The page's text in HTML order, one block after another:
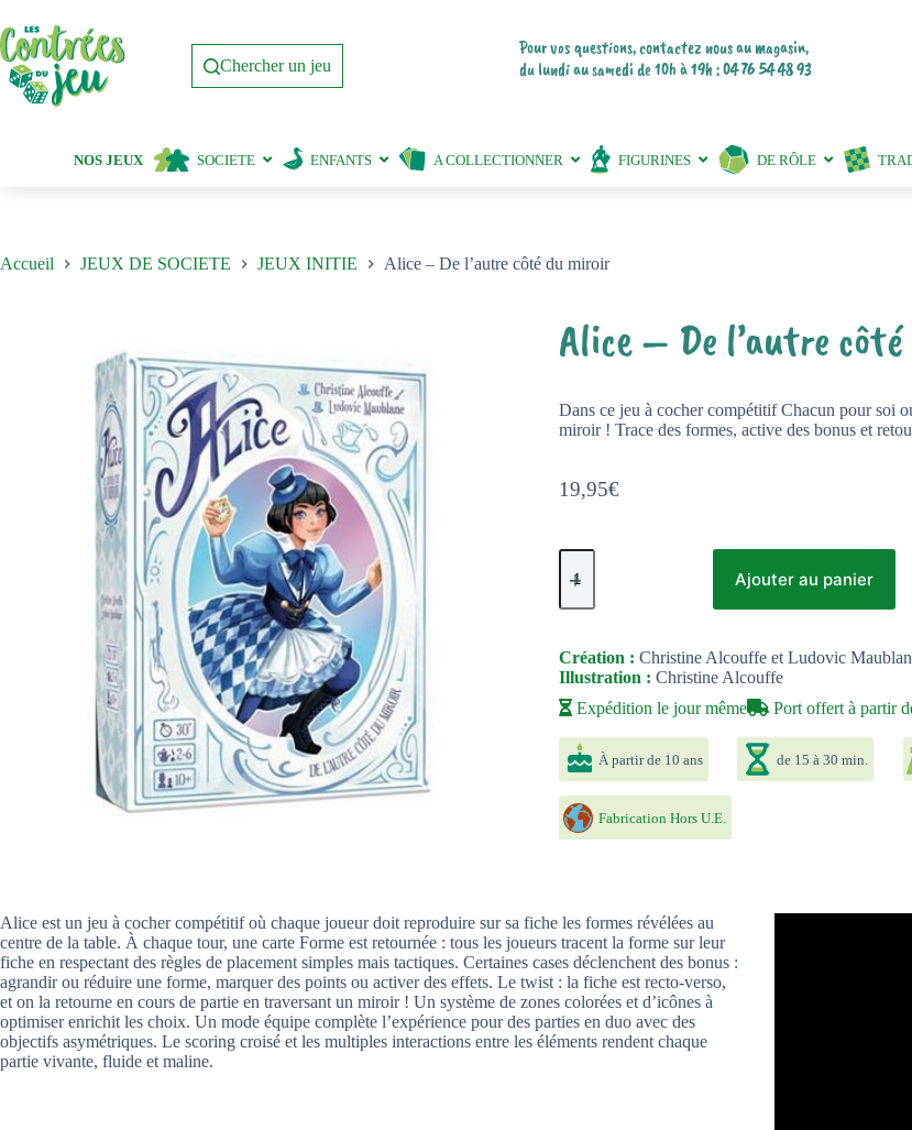
au
contenu
Chercher un jeu
Pour vos questions, contactez nous au magasin,
du lundi au samedi de 10h à 19h : 04 76 54 48 93
NOS JEUX SOCIETE ENFANTS A COLLECTIONNER FIGURINES DE RÔLE
Accueil JEUX DE SOCIETE JEUX INITIE Alice – De l’autre côté du miroir
Alice – De l’autre
19,95€
Dans ce jeu à cocher compétitif Chacun pour soi
miroir ! Trace des formes, active des bonus et
quantité
de
-
l'autre
côté
du
miroir
Ajouter au panier
Expédition le jour même Port offert à partir
Création : Christine Alcouffe et Ludovic
Illustration : Christine Alcouffe
À partir de 10 ans de 15 à 30 min.
Fabrication Hors U.E.
Alice est un jeu à cocher compétitif où chaque joueur doit reproduire sur sa fiche les formes révélées au
centre de la table. À chaque tour, une carte Forme est retournée : tous les joueurs tracent la forme sur leur
fiche en respectant des règles de placement simples mais tactiques. Certaines cases déclenchent des bonus :
agrandir ou réduire une forme, marquer des points ou activer des effets. Le twist : la fiche est recto-verso,
et on la retourne en cours de partie en traversant un miroir ! Un système de zones colorées et d’icônes à
optimiser enrichit les choix. Un mode équipe complète l’expérience pour des parties en duo avec des
objectifs asymétriques. Le scoring croisé et les multiples interactions entre les éléments rendent chaque
partie vivante, fluide et maline.